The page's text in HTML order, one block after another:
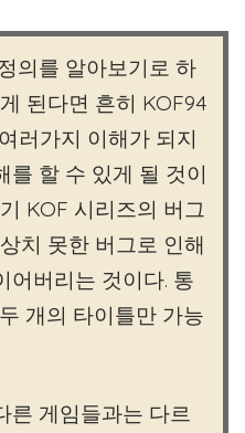
의를 알아보기로 하
된다면 흔히 KOF94
러가지 이해가 되지
를 할 수 있게 될 것이
KOF 시리즈의 버그
치 못한 버그로 인해
어버리는 것이다. 통
개의 타이틀만 가능
른 게임들과는 다르